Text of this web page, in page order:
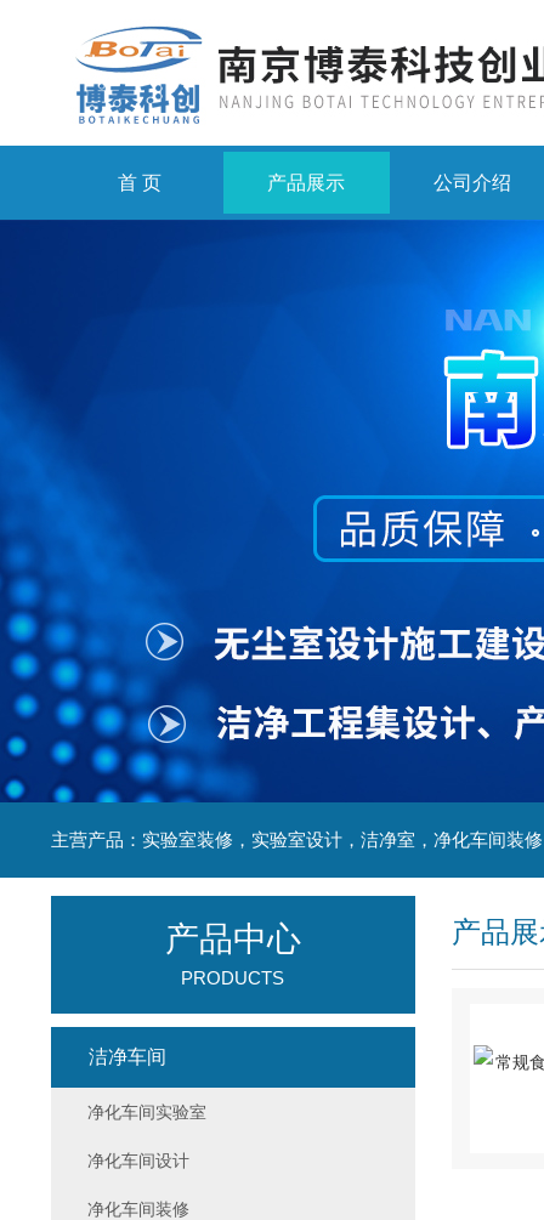
首 页 产品展示 公司介绍
产品
产品中心
PRODUCTS
洁净车间
净化车间实验室
净化车间设计
净化车间装修